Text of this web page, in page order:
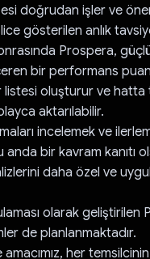
doğrudan işler ve
gösterilen anlık
Prospera,
bir performans
listesi oluşturur ve hatta
aktarılabilir.
incelemek ve
anda bir kavram kanıtı
daha özel ve
olarak
de planlanmaktadır.
her